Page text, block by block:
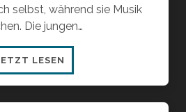
selbst, während sie Musik
Die jungen…
LESEN
–